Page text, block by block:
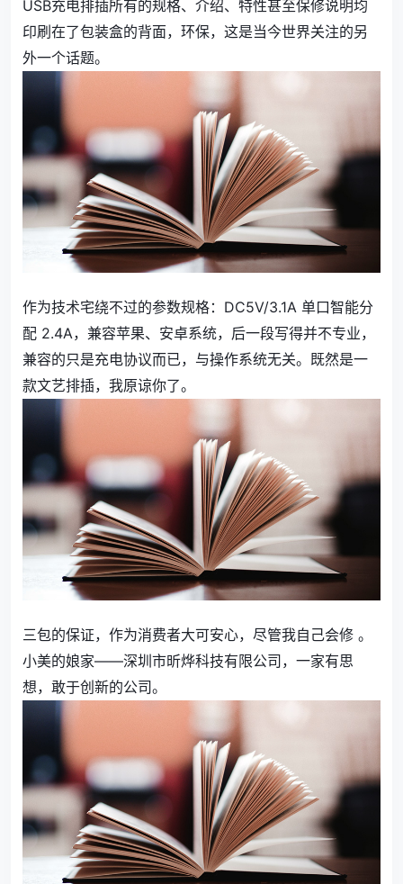
USB充电排插所有的规格、介绍、特性甚至保修说明均
印刷在了包装盒的背面，环保，这是当今世界关注的另
外一个话题。
作为技术宅绕不过的参数规格：DC5V/3.1A 单口智能分
配 2.4A，兼容苹果、安卓系统，后一段写得并不专业，
兼容的只是充电协议而已，与操作系统无关。既然是一
款文艺排插，我原谅你了。
三包的保证，作为消费者大可安心，尽管我自己会修 。
小美的娘家——深圳市昕烨科技有限公司，一家有思
想，敢于创新的公司。